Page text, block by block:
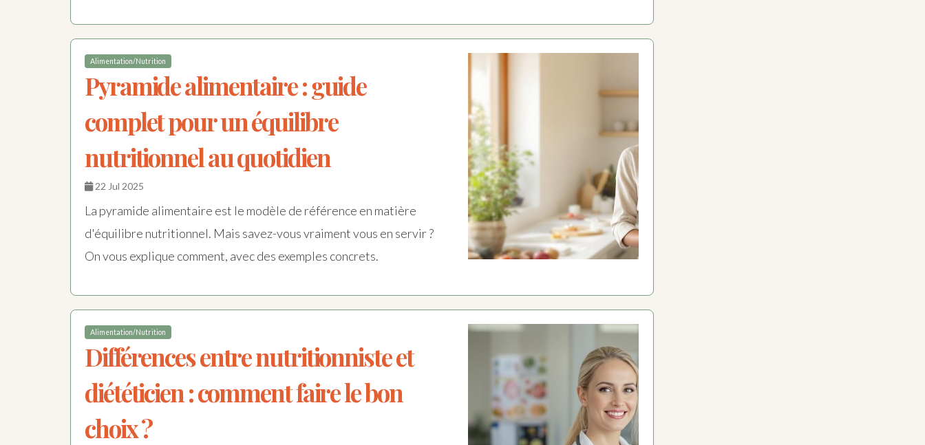
Alimentation/Nutrition
Pyramide alimentaire : guide
complet pour un équilibre
nutritionnel au quotidien
22 Jul 2025
La pyramide alimentaire est le modèle de référence en matière
d'équilibre nutritionnel. Mais savez-vous vraiment vous en servir ?
On vous explique comment, avec des exemples concrets.
Alimentation/Nutrition
Différences entre nutritionniste et
diététicien : comment faire le bon
choix ?